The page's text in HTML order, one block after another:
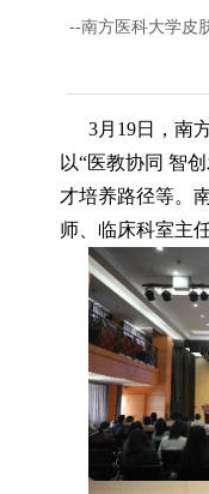
--南方医科大学皮
3月19日，南
以“医教协同 智
才培养路径等。
师、临床科室主